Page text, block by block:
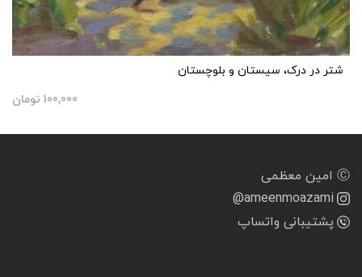
شتر در درک، سیستان و بلوچستان
100,000 تومان
Ⓒ امین معظمی
@ameenmoazami
پشتیبانی واتساپ